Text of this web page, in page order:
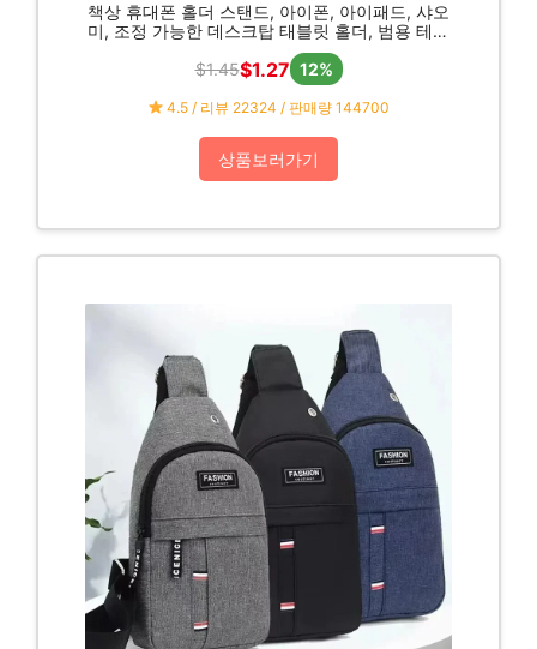
책상 휴대폰 홀더 스탠드, 아이폰, 아이패드, 샤오
미, 조정 가능한 데스크탑 태블릿 홀더, 범용 테이
블 휴대폰 스탠드
$1.45$1.27 12%
4.5 / 리뷰 22324 / 판매량 144700
상품보러가기